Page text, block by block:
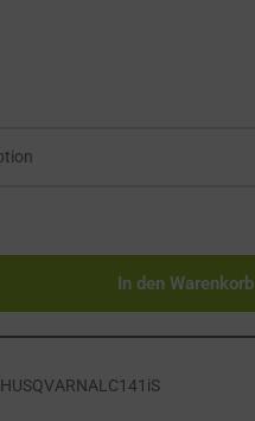
In den Warenkorb
HUSQVARNALC141iS